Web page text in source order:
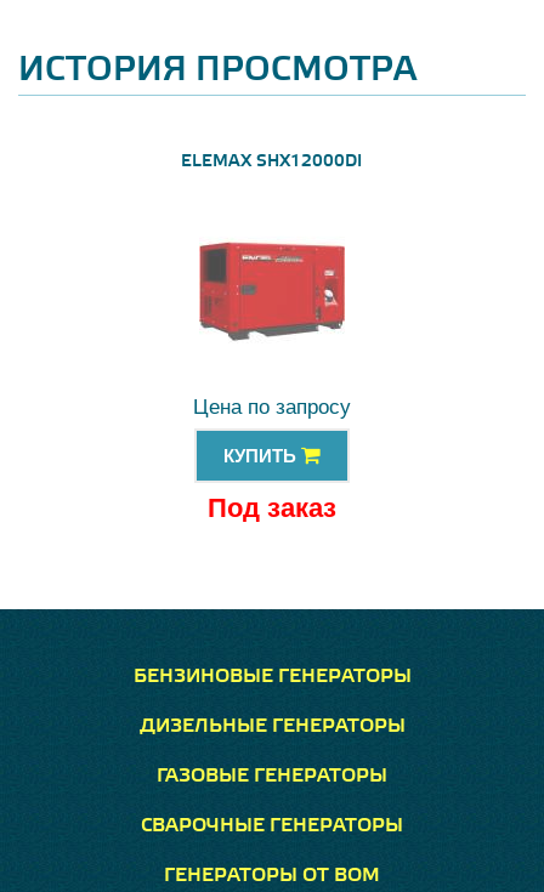
ИСТОРИЯ ПРОСМОТРА
ELEMAX SHX12000DI
Цена по запросу
КУПИТЬ
Под заказ
БЕНЗИНОВЫЕ ГЕНЕРАТОРЫ
ДИЗЕЛЬНЫЕ ГЕНЕРАТОРЫ
ГАЗОВЫЕ ГЕНЕРАТОРЫ
СВАРОЧНЫЕ ГЕНЕРАТОРЫ
ГЕНЕРАТОРЫ ОТ ВОМ